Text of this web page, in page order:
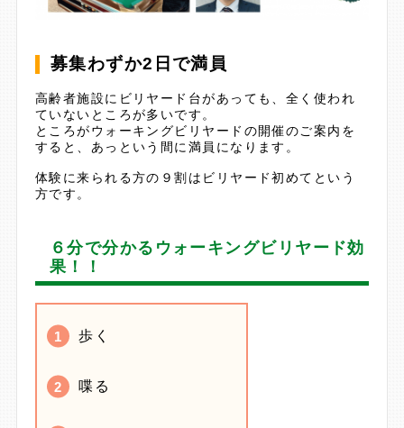
募集わずか2日で満員
高齢者施設にビリヤード台があっても、全く使われ
ていないところが多いです。
ところがウォーキングビリヤードの開催のご案内を
すると、あっという間に満員になります。
体験に来られる方の９割はビリヤード初めてという
方です。
６分で分かるウォーキングビリヤード効
果！！
歩く
喋る